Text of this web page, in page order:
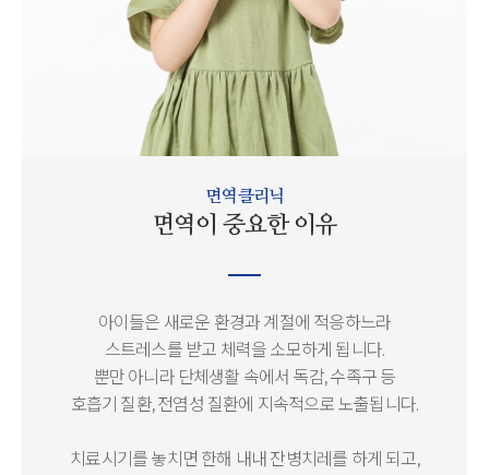
면역 클리닉
면역이 중요한 이유
아이들은 새로운 환경과 계절에 적응하느라
스트레스를 받고 체력을 소모하게 됩니다.
뿐만 아니라 단체생활 속에서 독감, 수족구 등
호흡기 질환, 전염성 질환에 지속적으로 노출됩니다.
치료시기를 놓치면 한해 내내 잔병치레를 하게 되고,